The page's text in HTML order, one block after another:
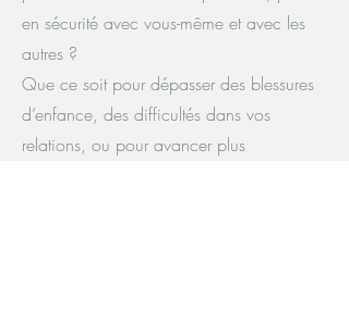
en sécurité avec vous-même et avec les
autres ?
Que ce soit pour dépasser des blessures
d’enfance, des difficultés dans vos
relations, ou pour avancer plus